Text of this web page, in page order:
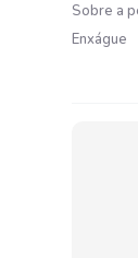
Sobre a
Enxágue